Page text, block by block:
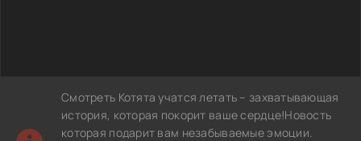
Смотреть Котята учатся летать – захватывающая
история, которая покорит ваше сердце!Новость
которая подарит вам незабываемые эмоции.